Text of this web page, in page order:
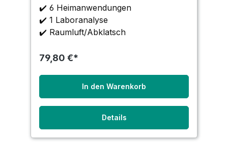
✔️ 6 Heimanwendungen
✔️ 1 Laboranalyse
✔️ Raumluft/Abklatsch
79,80 €*
In den Warenkorb
Details